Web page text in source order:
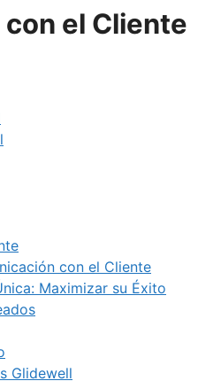
el Cliente
con el Cliente
Maximizar su Éxito
Glidewell